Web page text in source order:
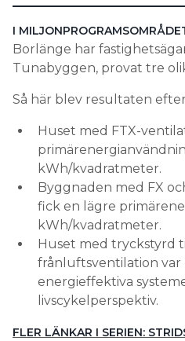
I
Borlänge har
Tunabyggen, provat tre
Så här blev resultaten
Huset med FTX-
kWh/kvadratmeter.
Byggnaden med FX
fick en lägre
kWh/kvadratmeter.
Huset med tryckstyrd
frånluftsventilation var
energieffektiva
livscykelperspektiv.
FLER LÄNKAR I SERIEN: